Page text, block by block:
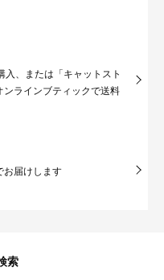
、または「キャットスト
ンラインブティックで送料
お届けします
索